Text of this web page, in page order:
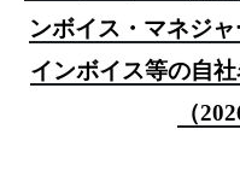
ンボイス・マネジ
インボイス等の自
（